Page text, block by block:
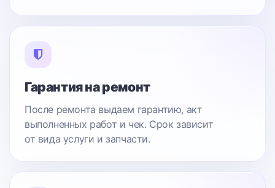
Гарантия на ремонт
После ремонта выдаем гарантию, акт
выполненных работ и чек. Срок зависит
от вида услуги и запчасти.